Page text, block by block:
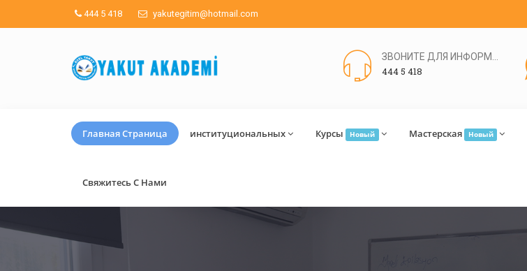
444 5 418 yakutegitim@hotmail.com
444 5 418
Главная Страница институциональных Курсы Новый Мастерская Новый
Свяжитесь С Нами